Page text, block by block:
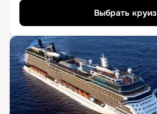
Выбрать круиз